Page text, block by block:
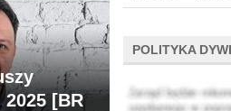
POLITYKA
2025 [BR